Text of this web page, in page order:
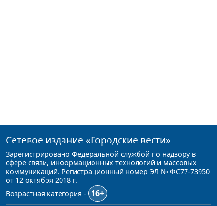
Сетевое издание «Городские вести»
Зарегистрировано Федеральной службой по надзору в
сфере связи, информационных технологий и массовых
коммуникаций. Регистрационный номер ЭЛ № ФС77-73950
от 12 октября 2018 г.
Возрастная категория -
16+